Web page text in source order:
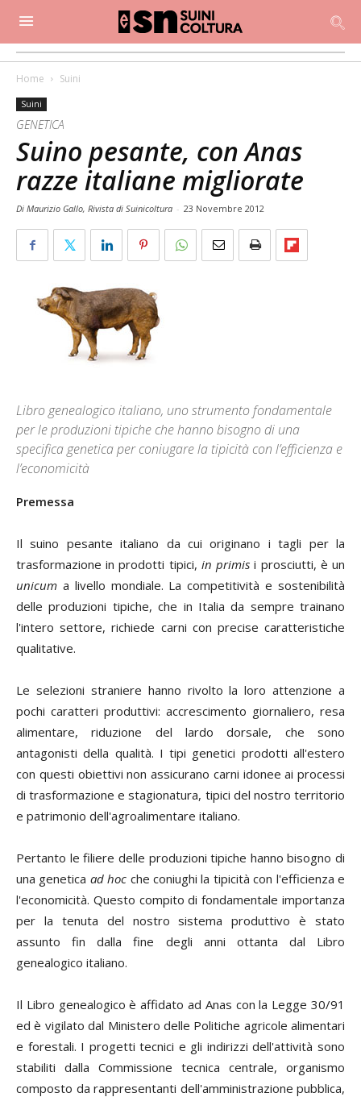
Home Suini
Suini
GENETICA
Suino pesante, con Anas
razze italiane migliorate
Di Maurizio Gallo, Rivista di Suinicoltura - 23 Novembre 2012
Libro genealogico italiano, uno strumento fondamentale
per le produzioni tipiche che hanno bisogno di una
specifica genetica per coniugare la tipicità con l’efficienza e
l’economicità
Premessa
Il suino pesante italiano da cui originano i tagli per la
trasformazione in prodotti tipici, in primis i prosciutti, è un
unicum a livello mondiale. La competitività e sostenibilità
delle produzioni tipiche, che in Italia da sempre trainano
l'intero settore, richiede carni con precise caratteristiche
qualitative.
Le selezioni straniere hanno rivolto la loro attenzione a
pochi caratteri produttivi: accrescimento giornaliero, resa
alimentare, riduzione del lardo dorsale, che sono
antagonisti della qualità. I tipi genetici prodotti all'estero
con questi obiettivi non assicurano carni idonee ai processi
di trasformazione e stagionatura, tipici del nostro territorio
e patrimonio dell'agroalimentare italiano.
Pertanto le filiere delle produzioni tipiche hanno bisogno di
una genetica ad hoc che coniughi la tipicità con l'efficienza e
l'economicità. Questo compito di fondamentale importanza
per la tenuta del nostro sistema produttivo è stato
assunto fin dalla fine degli anni ottanta dal Libro
genealogico italiano.
Il Libro genealogico è affidato ad Anas con la Legge 30/91
ed è vigilato dal Ministero delle Politiche agricole alimentari
e forestali. I progetti tecnici e gli indirizzi dell'attività sono
stabiliti dalla Commissione tecnica centrale, organismo
composto da rappresentanti dell'amministrazione pubblica,